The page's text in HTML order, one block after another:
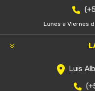
Lunes a Viernes
Luis